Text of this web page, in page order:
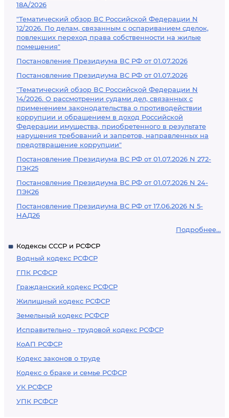
18А/2026
"Тематический обзор ВС Российской Федерации N
12/2026. По делам, связанным с оспариванием сделок,
повлекших переход права собственности на жилые
помещения"
Постановление Президиума ВС РФ от 01.07.2026
Постановление Президиума ВС РФ от 01.07.2026
"Тематический обзор ВС Российской Федерации N
14/2026. О рассмотрении судами дел, связанных с
применением законодательства о противодействии
коррупции и обращением в доход Российской
Федерации имущества, приобретенного в результате
нарушения требований и запретов, направленных на
предотвращение коррупции"
Постановление Президиума ВС РФ от 01.07.2026 N 272-
ПЭК25
Постановление Президиума ВС РФ от 01.07.2026 N 24-
ПЭК26
Постановление Президиума ВС РФ от 17.06.2026 N 5-
НАД26
Подробнее...
Кодексы СССР и РСФСР
Водный кодекс РСФСР
ГПК РСФСР
Гражданский кодекс РСФСР
Жилищный кодекс РСФСР
Земельный кодекс РСФСР
Исправительно - трудовой кодекс РСФСР
КоАП РСФСР
Кодекс законов о труде
Кодекс о браке и семье РСФСР
УК РСФСР
УПК РСФСР